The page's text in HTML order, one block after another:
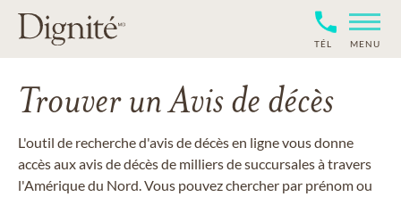
TÉL MENU
Trouver un Avis de décès
L'outil de recherche d'avis de décès en ligne vous donne
accès aux avis de décès de milliers de succursales à travers
l'Amérique du Nord. Vous pouvez chercher par prénom ou